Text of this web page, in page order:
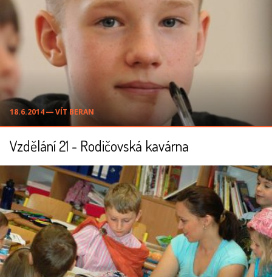
18.6.2014 ― VÍT BERAN
Vzdělání 21 - Rodičovská kavárna